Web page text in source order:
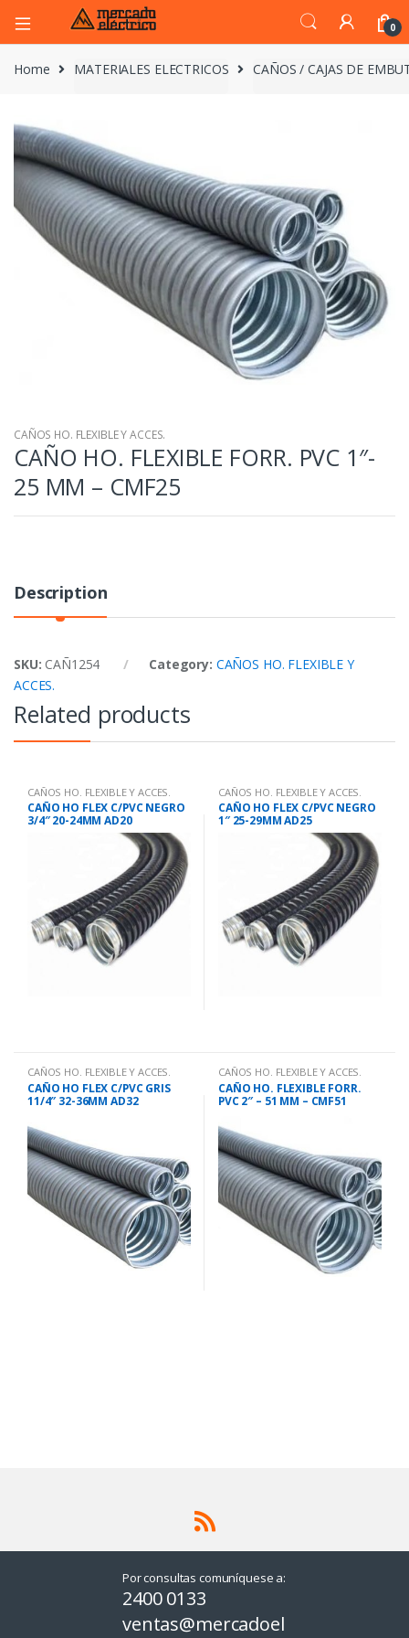
0
Home MATERIALES ELECTRICOS CAÑOS / CAJAS DE
CAÑOS HO. FLEXIBLE Y ACCES.
CAÑO HO. FLEXIBLE FORR. PVC 1″-
25 MM – CMF25
Description
SKU: CAÑ1254 Category: CAÑOS HO. FLEXIBLE Y
ACCES.
Related products
CAÑOS HO. FLEXIBLE Y ACCES.
CAÑO HO FLEX C/PVC NEGRO
3/4″ 20-24MM AD20
CAÑOS HO. FLEXIBLE Y ACCES.
CAÑO HO FLEX C/PVC NEGRO
1″ 25-29MM AD25
CAÑOS HO. FLEXIBLE Y ACCES.
CAÑO HO FLEX C/PVC GRIS
11/4″ 32-36MM AD32
CAÑOS HO. FLEXIBLE Y ACCES.
CAÑO HO. FLEXIBLE FORR.
PVC 2″ – 51 MM – CMF51
Por consultas comuníquese a:
2400 0133
ventas@mercadoel